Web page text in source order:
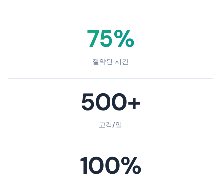
75%
절약된 시간
500+
고객/일
100%